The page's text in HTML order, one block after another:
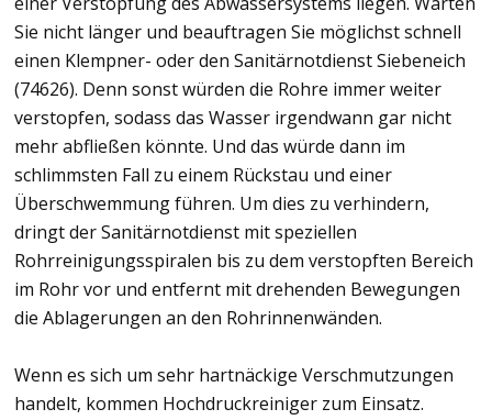
Sie nicht länger und beauftragen Sie möglichst schnell
einen Klempner- oder den Sanitärnotdienst Siebeneich
(74626). Denn sonst würden die Rohre immer weiter
verstopfen, sodass das Wasser irgendwann gar nicht
mehr abfließen könnte. Und das würde dann im
schlimmsten Fall zu einem Rückstau und einer
Überschwemmung führen. Um dies zu verhindern,
dringt der Sanitärnotdienst mit speziellen
Rohrreinigungsspiralen bis zu dem verstopften Bereich
im Rohr vor und entfernt mit drehenden Bewegungen
die Ablagerungen an den Rohrinnenwänden.
Wenn es sich um sehr hartnäckige Verschmutzungen
handelt, kommen Hochdruckreiniger zum Einsatz.